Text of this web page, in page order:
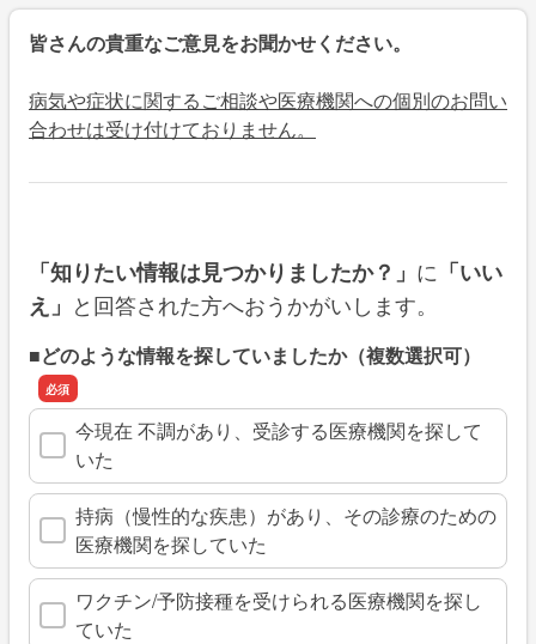
皆さんの貴重なご意見をお聞かせください。
病気や症状に関するご相談や医療機関への個別のお問い
合わせは受け付けておりません。
「知りたい情報は見つかりましたか？」 に 「いい
え」 と回答された方へおうかがいします。
■どのような情報を探していましたか（複数選択可）
今現在 不調があり、受診する医療機関を探して
いた
持病（慢性的な疾患）があり、その診療のための
医療機関を探していた
ワクチン/予防接種を受けられる医療機関を探し
ていた